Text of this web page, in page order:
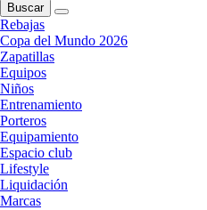
Buscar
Rebajas
Copa del Mundo 2026
Zapatillas
Equipos
Niños
Entrenamiento
Porteros
Equipamiento
Espacio club
Lifestyle
Liquidación
Marcas